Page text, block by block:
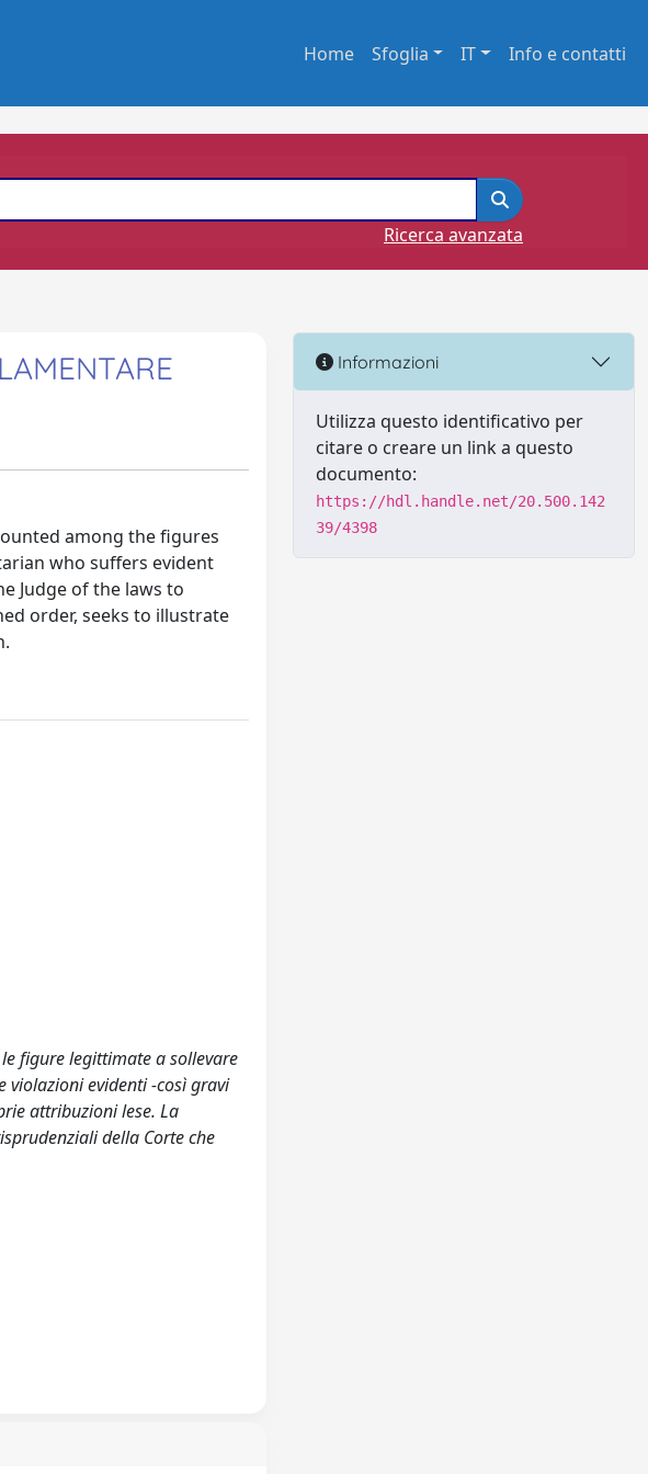
Home Sfoglia IT Info e contatti
Ricerca avanzata
among the figures
who suffers evident
Judge of the laws to
order, seeks to illustrate
figure legittimate a sollevare
evidenti -così gravi
attribuzioni lese. La
della Corte che
Informazioni
Utilizza questo identificativo per
citare o creare un link a questo
documento:
https://hdl.handle.net/20.500.142
39/4398